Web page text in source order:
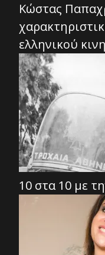
Κώστας
ελληνικού
10 στα 10 με